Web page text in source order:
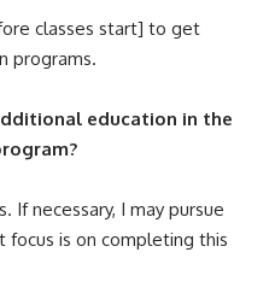
classes start] to get
programs.
education in the
If necessary, I may pursue
focus is on completing this